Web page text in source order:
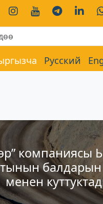
Русский
компаниясы
менен